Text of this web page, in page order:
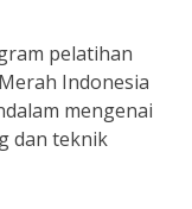
pelatihan
Indonesia
mengenai
dan teknik